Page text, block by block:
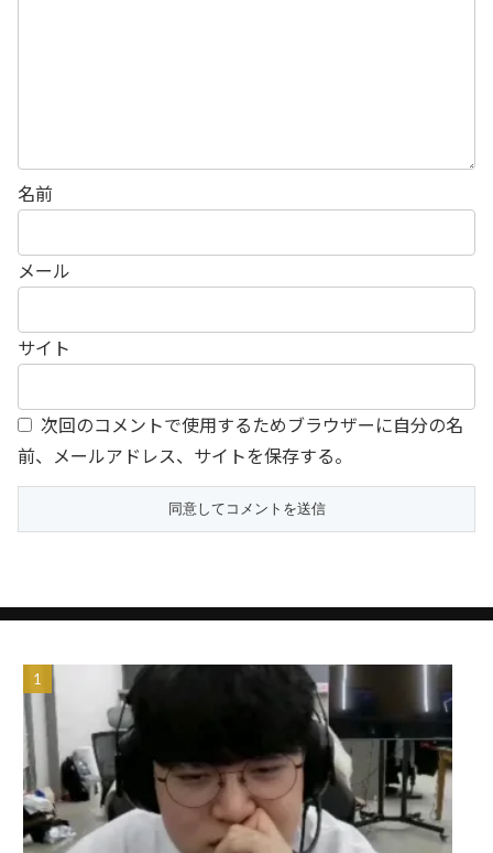
名前
メール
サイト
次回のコメントで使用するためブラウザーに自分の名
前、メールアドレス、サイトを保存する。